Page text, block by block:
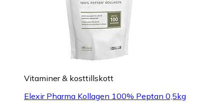
Vitaminer & kosttillskott
Elexir Pharma Kollagen 100% Peptan 0,5kg